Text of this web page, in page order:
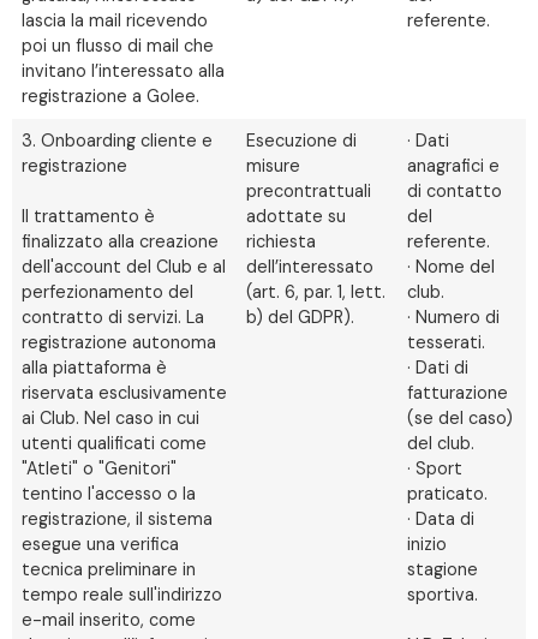
lascia la mail ricevendo
poi un flusso di mail che
invitano l’interessato alla
registrazione a Golee.
referente.
3. Onboarding cliente e
registrazione
Il trattamento è
finalizzato alla creazione
dell'account del Club e al
perfezionamento del
contratto di servizi. La
registrazione autonoma
alla piattaforma è
riservata esclusivamente
ai Club. Nel caso in cui
utenti qualificati come
"Atleti" o "Genitori"
tentino l'accesso o la
registrazione, il sistema
esegue una verifica
tecnica preliminare in
tempo reale sull'indirizzo
e-mail inserito, come
Esecuzione di
misure
precontrattuali
adottate su
richiesta
dell’interessato
(art. 6, par. 1, lett.
b) del GDPR).
· Dati
anagrafici e
di contatto
del
referente.
· Nome del
club.
· Numero di
tesserati.
· Dati di
fatturazione
(se del caso)
del club.
· Sport
praticato.
· Data di
inizio
stagione
sportiva.